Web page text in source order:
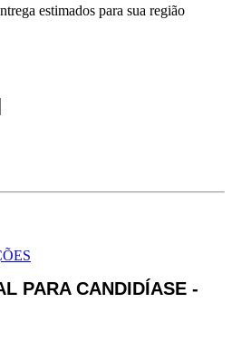
estimados para sua região
PARA CANDIDÍASE -